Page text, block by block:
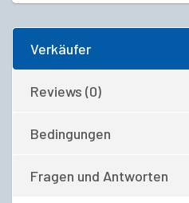
Verkäufer
Reviews (0)
Bedingungen
Fragen und Antworten